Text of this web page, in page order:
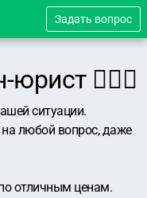
Задать вопрос
👨🏻‍⚖️
ситуации.
любой вопрос, даже
отличным ценам.